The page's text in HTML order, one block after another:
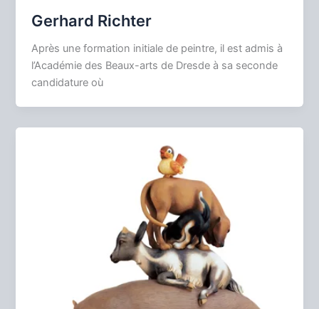
Gerhard Richter
Après une formation initiale de peintre, il est admis à
l’Académie des Beaux-arts de Dresde à sa seconde
candidature où